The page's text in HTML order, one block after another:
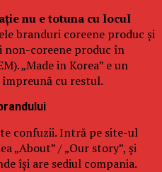
nu e totuna cu locul
branduri coreene produc și
non-coreene produc în
„Made in Korea” e un
cu restul.
confuzii. Intră pe site-ul
„About” / „Our story”, și
își are sediul compania.